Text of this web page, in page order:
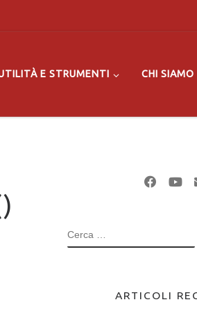
E STRUMENTI CHI SIAMO
ARTICOLI